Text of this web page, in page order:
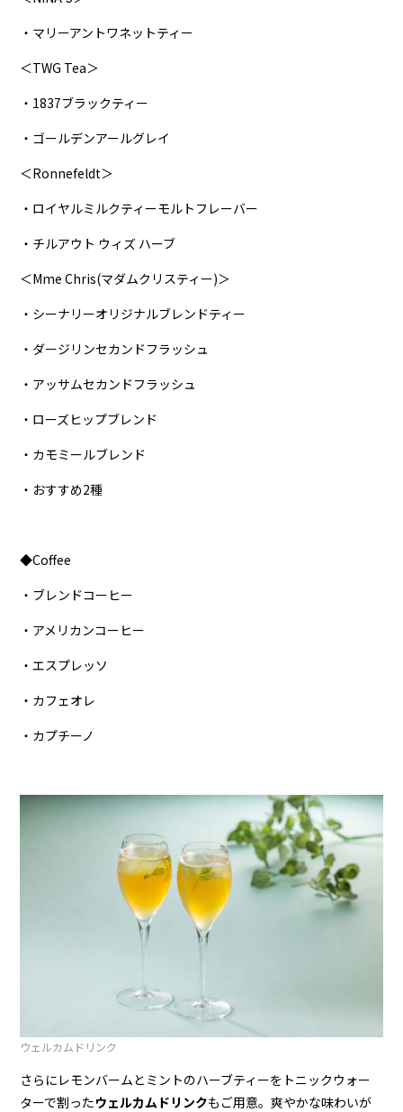
・マリーアントワネットティー
＜TWG Tea＞
・1837ブラックティー
・ゴールデンアールグレイ
＜Ronnefeldt＞
・ロイヤルミルクティーモルトフレーバー
・チルアウト ウィズ ハーブ
＜Mme Chris(マダムクリスティー)＞
・シーナリーオリジナルブレンドティー
・ダージリンセカンドフラッシュ
・アッサムセカンドフラッシュ
・ローズヒップブレンド
・カモミールブレンド
・おすすめ2種
◆Coffee
・ブレンドコーヒー
・アメリカンコーヒー
・エスプレッソ
・カフェオレ
・カプチーノ
ウェルカムドリンク
さらにレモンバームとミントのハーブティーをトニックウォー
ターで割ったウェルカムドリンクもご用意。爽やかな味わいが